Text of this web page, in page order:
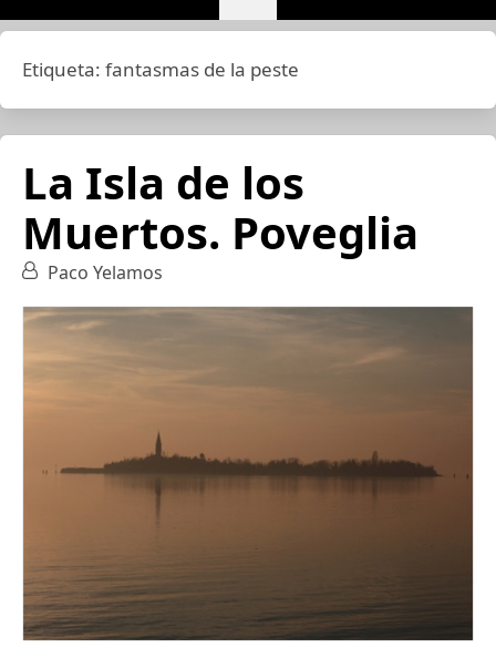
Etiqueta: fantasmas de la peste
La Isla de los
Muertos. Poveglia
Paco Yelamos